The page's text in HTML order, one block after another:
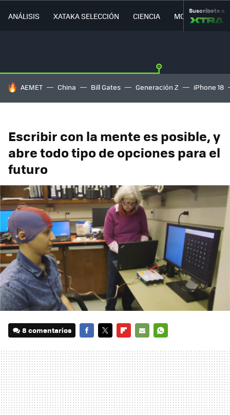
ANÁLISIS XATAKA SELECCIÓN CIENCIA MOVILIDAD
Suscríbete a
HOY SE HABLA DE
AEMET China Bill Gates Generación Z iPhone 18
Escribir con la mente es posible, y
abre todo tipo de opciones para el
futuro
8 comentarios
MAIL